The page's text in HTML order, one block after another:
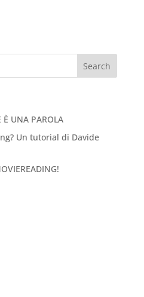
È UNA PAROLA
Un tutorial di Davide